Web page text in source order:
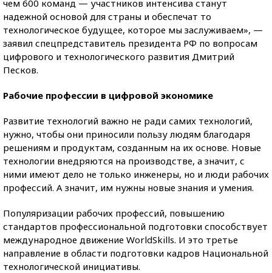
чем 600 команд — участников интенсива станут
надежной основой для страны и обеспечат то
технологическое будущее, которое мы заслуживаем», —
заявил спецпредставитель президента РФ по вопросам
цифрового и технологического развития Дмитрий
Песков.
Рабочие профессии в цифровой экономике
Развитие технологий важно не ради самих технологий,
нужно, чтобы они приносили пользу людям благодаря
решениям и продуктам, созданным на их основе. Новые
технологии внедряются на производстве, а значит, с
ними имеют дело не только инженеры, но и люди рабочих
профессий. А значит, им нужны новые знания и умения.
Популяризации рабочих профессий, повышению
стандартов профессиональной подготовки способствует
международное движение WorldSkills. И это третье
направление в области подготовки кадров Национальной
технологической инициативы.